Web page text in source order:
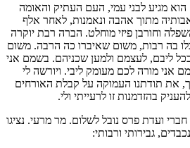
הוא מגיע לבני עמי, העם העתיק והאומה
מתוך אהבה ונאמנות, לאחר אלף
וחורבן פיזי מוחלט. הברה רבת יוקרה
בה רבות, משום שאיברו כה הרבה. משום
ליבם, לעצמם ולמען שכניהם. בשמם אני
אני מורה לכם מעומק ליבי. ויורשה לי
את תודתנו העמוקה על קבלת האורחים
בהזדמנות זו לרעייתי ולי.
ועדת פרס נובל לשלום. מר מרעי. נציגו
גבירותי ורבותי: